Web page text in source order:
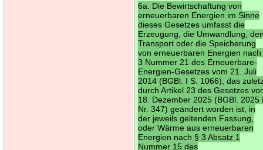
6a. Die Bewirtschaftung von
erneuerbaren Energien im Sinne
dieses Gesetzes umfasst die
Erzeugung, die Umwandlung,
Transport oder die Speicherung
von erneuerbaren Energien nach
3 Nummer 21 des Erneuerbare-
Energien-Gesetzes vom 21. Juli
2014 (BGBl. I S. 1066), das
durch Artikel 23 des Gesetzes
18. Dezember 2025 (BGBl. 2025
Nr. 347) geändert worden ist, in
der jeweils geltenden Fassung,
oder Wärme aus erneuerbaren
Energien nach § 3 Absatz 1
Nummer 15 des